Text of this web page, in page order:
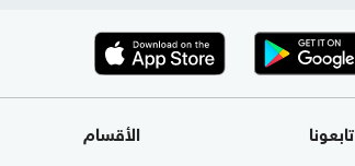
تابعونا الأقسام